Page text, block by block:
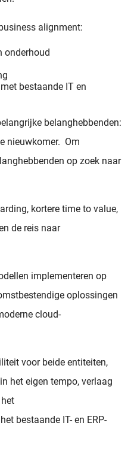
alignment:
onderhoud
bestaande IT en
belanghebbenden:
nieuwkomer. Om
op zoek naar
kortere time to value,
de reis naar
implementeren op
oplossingen
cloud-
voor beide entiteiten,
het eigen tempo, verlaag
bestaande IT- en ERP-